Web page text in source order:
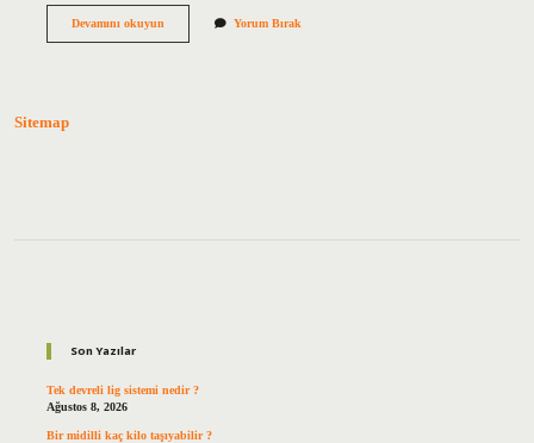
Devamını okuyunYeğen
Yorum Bırak
Sitemap
Son Yazılar
Tek devreli lig sistemi nedir ?
Ağustos 8, 2026
Bir midilli kaç kilo taşıyabilir ?